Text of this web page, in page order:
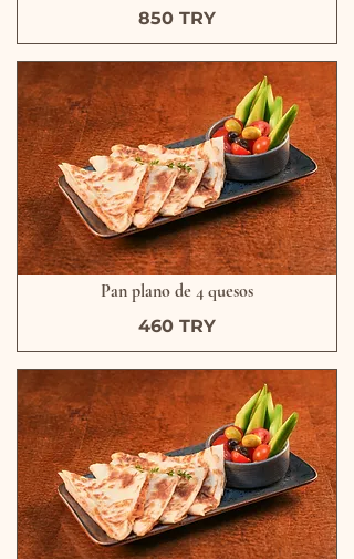
850 TRY
Pan plano de 4 quesos
460 TRY